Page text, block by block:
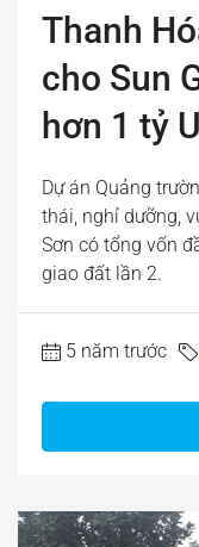
Thanh
cho Sun
hơn 1 tỷ
Dự án Quảng
thái, nghỉ dưỡng,
Sơn có tổng vốn
giao đất lần 2.
5 năm trước